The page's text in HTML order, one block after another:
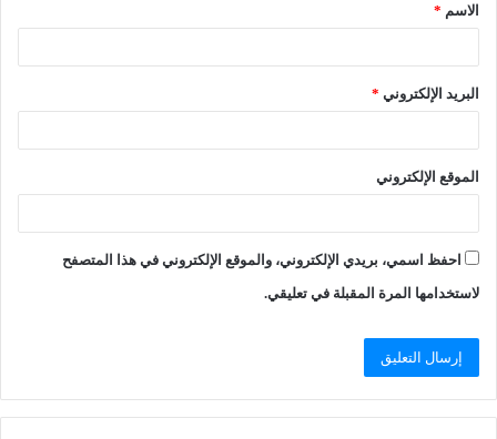
الاسم *
البريد الإلكتروني *
الموقع الإلكتروني
احفظ اسمي، بريدي الإلكتروني، والموقع الإلكتروني في هذا المتصفح
لاستخدامها المرة المقبلة في تعليقي.